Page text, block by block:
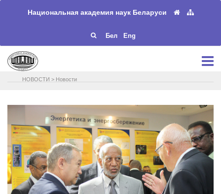
Национальная академия наук Беларуси
Бел Eng
НОВОСТИ > Новости